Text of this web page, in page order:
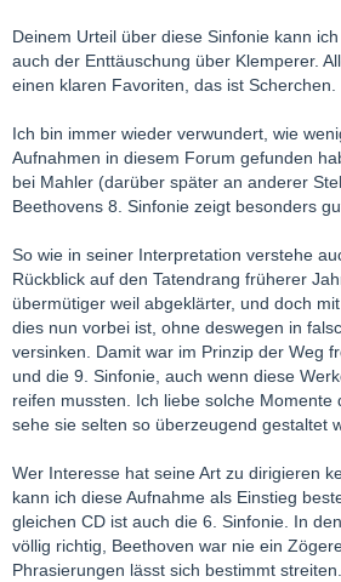
Deinem Urteil über diese Sinfonie kann
auch der Enttäuschung über Klemperer.
einen klaren Favoriten, das ist Scherchen.
Ich bin immer wieder verwundert, wie
Aufnahmen in diesem Forum gefunden
bei Mahler (darüber später an anderer
Beethovens 8. Sinfonie zeigt besonders
So wie in seiner Interpretation verstehe
Rückblick auf den Tatendrang früherer
übermütiger weil abgeklärter, und doch
dies nun vorbei ist, ohne deswegen in
versinken. Damit war im Prinzip der Weg
und die 9. Sinfonie, auch wenn diese
reifen mussten. Ich liebe solche Momente
sehe sie selten so überzeugend gestaltet
Wer Interesse hat seine Art zu dirigieren
kann ich diese Aufnahme als Einstieg
gleichen CD ist auch die 6. Sinfonie. In
völlig richtig, Beethoven war nie ein
Phrasierungen lässt sich bestimmt